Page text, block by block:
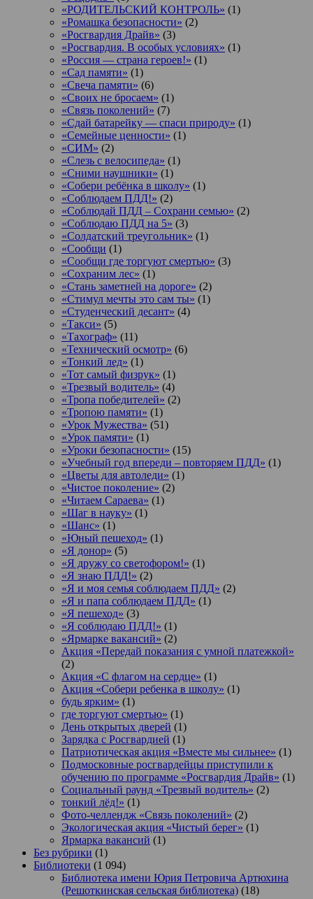
«РОДИТЕЛЬСКИЙ КОНТРОЛЬ» (1)
«Ромашка безопасности» (2)
«Росгвардия Драйв» (3)
«Росгвардия. В особых условиях» (1)
«Россия — страна героев!» (1)
«Сад памяти» (1)
«Свеча памяти» (6)
«Своих не бросаем» (1)
«Связь поколений» (7)
«Сдай батарейку — спаси природу» (1)
«Семейные ценности» (1)
«СИМ» (2)
«Слезь с велосипеда» (1)
«Сними наушники» (1)
«Собери ребёнка в школу» (1)
«Соблюдаем ПДД!» (2)
«Соблюдай ПДД – Сохрани семью» (2)
«Соблюдаю ПДД на 5» (3)
«Солдатский треугольник» (1)
«Сообщи (1)
«Сообщи где торгуют смертью» (3)
«Сохраним лес» (1)
«Стань заметней на дороге» (2)
«Стимул мечты это сам ты» (1)
«Студенческий десант» (4)
«Такси» (5)
«Тахограф» (11)
«Технический осмотр» (6)
«Тонкий лед» (1)
«Тот самый физрук» (1)
«Трезвый водитель» (4)
«Тропа победителей» (2)
«Тропою памяти» (1)
«Урок Мужества» (51)
«Урок памяти» (1)
«Уроки безопасности» (15)
«Учебный год впереди – повторяем ПДД» (1)
«Цветы для автоледи» (1)
«Чистое поколение» (2)
«Читаем Сараева» (1)
«Шаг в науку» (1)
«Шанс» (1)
«Юный пешеход» (1)
«Я донор» (5)
«Я дружу со светофором!» (1)
«Я знаю ПДД!» (2)
«Я и моя семья соблюдаем ПДД» (2)
«Я и папа соблюдаем ПДД» (1)
«Я пешеход» (3)
«Я соблюдаю ПДД!» (1)
«Ярмарке вакансий» (2)
Акция «Передай показания с умной платежкой»
(2)
Акция «С флагом на сердце» (1)
Акция «Собери ребенка в школу» (1)
будь ярким» (1)
где торгуют смертью» (1)
День открытых дверей (1)
Зарядка с Росгвардией (1)
Патриотическая акция «Вместе мы сильнее» (1)
Подмосковные росгвардейцы приступили к
обучению по программе «Росгвардия Драйв» (1)
Социальный раунд «Трезвый водитель» (2)
тонкий лёд!» (1)
Фото-челлендж «Связь поколений» (2)
Экологическая акция «Чистый берег» (1)
Ярмарка вакансий (1)
Без рубрики (1)
Библиотеки (1 094)
Библиотека имени Юрия Петровича Артюхина
(Решоткинская сельская библиотека) (18)